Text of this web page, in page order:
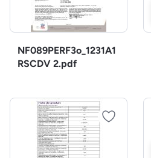
NF089PERF3o_1231A1
RSCDV 2.pdf